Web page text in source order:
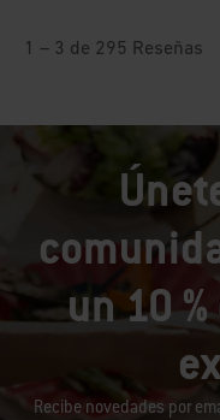
un 10
Recibe novedades por